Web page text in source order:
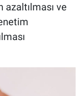
azaltılması ve